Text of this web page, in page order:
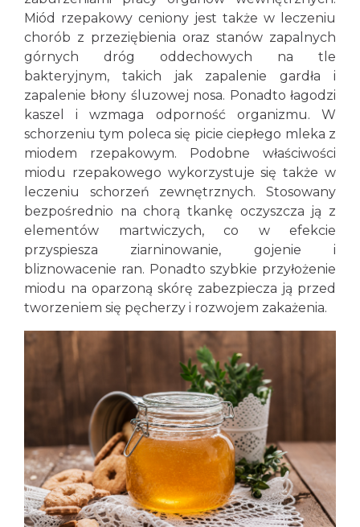
Miód rzepakowy ceniony jest także w leczeniu
chorób z przeziębienia oraz stanów zapalnych
górnych dróg oddechowych na tle
bakteryjnym, takich jak zapalenie gardła i
zapalenie błony śluzowej nosa. Ponadto łagodzi
kaszel i wzmaga odporność organizmu. W
schorzeniu tym poleca się picie ciepłego mleka z
miodem rzepakowym. Podobne właściwości
miodu rzepakowego wykorzystuje się także w
leczeniu schorzeń zewnętrznych. Stosowany
bezpośrednio na chorą tkankę oczyszcza ją z
elementów martwiczych, co w efekcie
przyspiesza ziarninowanie, gojenie i
bliznowacenie ran. Ponadto szybkie przyłożenie
miodu na oparzoną skórę zabezpiecza ją przed
tworzeniem się pęcherzy i rozwojem zakażenia.